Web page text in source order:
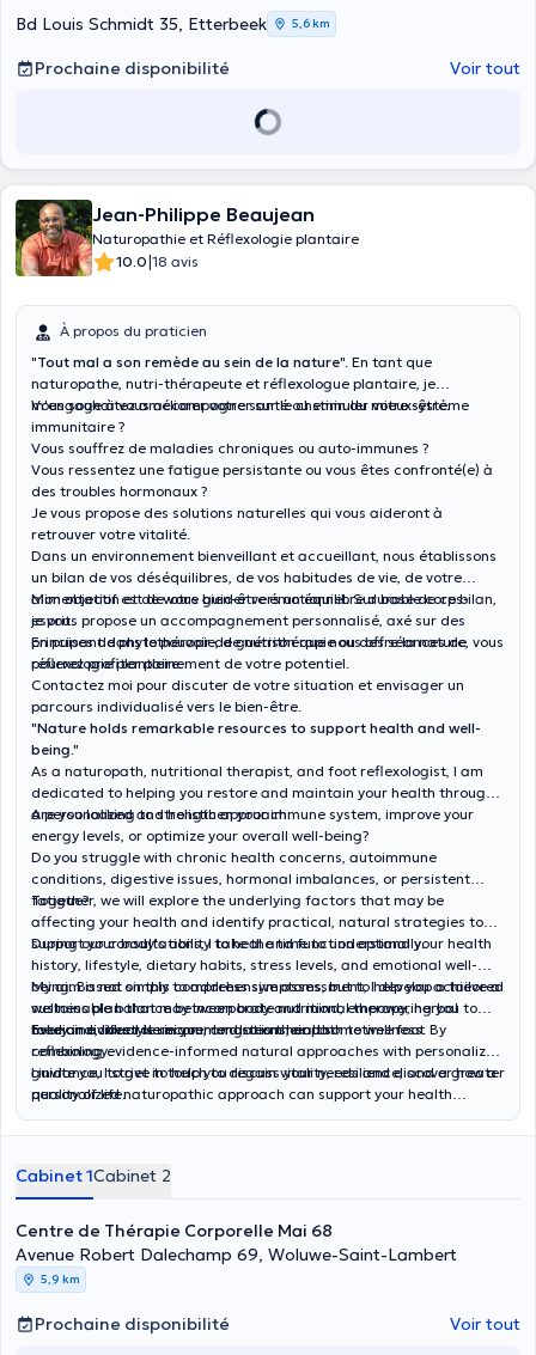
Bd Louis Schmidt 35, Etterbeek 5,6 km
Prochaine disponibilité Voir tout
Jean-Philippe Beaujean
Naturopathie et Réflexologie plantaire
10.0|18 avis
À propos du praticien
"Tout mal a son remède au sein de la nature". En tant que
naturopathe, nutri-thérapeute et réflexologue plantaire, je
m'engage à vous accompagner sur le chemin du mieux-être.
Vous souhaitez améliorer votre santé ou stimuler votre système
immunitaire ?
Vous souffrez de maladies chroniques ou auto-immunes ?
Vous ressentez une fatigue persistante ou vous êtes confronté(e) à
des troubles hormonaux ?
Je vous propose des solutions naturelles qui vous aideront à
retrouver votre vitalité.
Dans un environnement bienveillant et accueillant, nous établissons
un bilan de vos déséquilibres, de vos habitudes de vie, de votre
alimentation et de votre bien-être émotionnel. Sur base de ce bilan,
je vous propose un accompagnement personnalisé, axé sur des
principes de phytothérapie, de nutrithérapie ou des séances de
réflexologie plantaire.
Mon objectif est de vous guider vers un équilibre durable corps-
esprit.
En puisant dans le pouvoir de guérison que nous offre la nature, vous
pourrez profiter pleinement de votre potentiel.
Contactez moi pour discuter de votre situation et envisager un
parcours individualisé vers le bien-être.
"Nature holds remarkable resources to support health and well-
being."
As a naturopath, nutritional therapist, and foot reflexologist, I am
dedicated to helping you restore and maintain your health through
a personalized and holistic approach.
Are you looking to strengthen your immune system, improve your
energy levels, or optimize your overall well-being?
Do you struggle with chronic health concerns, autoimmune
conditions, digestive issues, hormonal imbalances, or persistent
fatigue?
Together, we will explore the underlying factors that may be
affecting your health and identify practical, natural strategies to
support your body's ability to heal and function optimally.
During our consultations, I take the time to understand your health
history, lifestyle, dietary habits, stress levels, and emotional well-
being. Based on this comprehensive assessment, I develop a tailored
wellness plan that may incorporate nutritional therapy, herbal
medicine, lifestyle recommendations, and sometime foot
reflexology.
My aim is not simply to address symptoms, but to help you achieve a
sustainable balance between body and mind, empowering you to
take an active role in your long-term health.
Every individual is unique, and so is their path to wellness. By
combining evidence-informed natural approaches with personalized
guidance, I strive to help you regain vitality, resilience, and a greater
quality of life.
I invite you to get in touch to discuss your needs and discover how a
personalized naturopathic approach can support your health
Cabinet 1Cabinet 2
Centre de Thérapie Corporelle Mai 68
Avenue Robert Dalechamp 69, Woluwe-Saint-Lambert
5,9 km
Prochaine disponibilité Voir tout